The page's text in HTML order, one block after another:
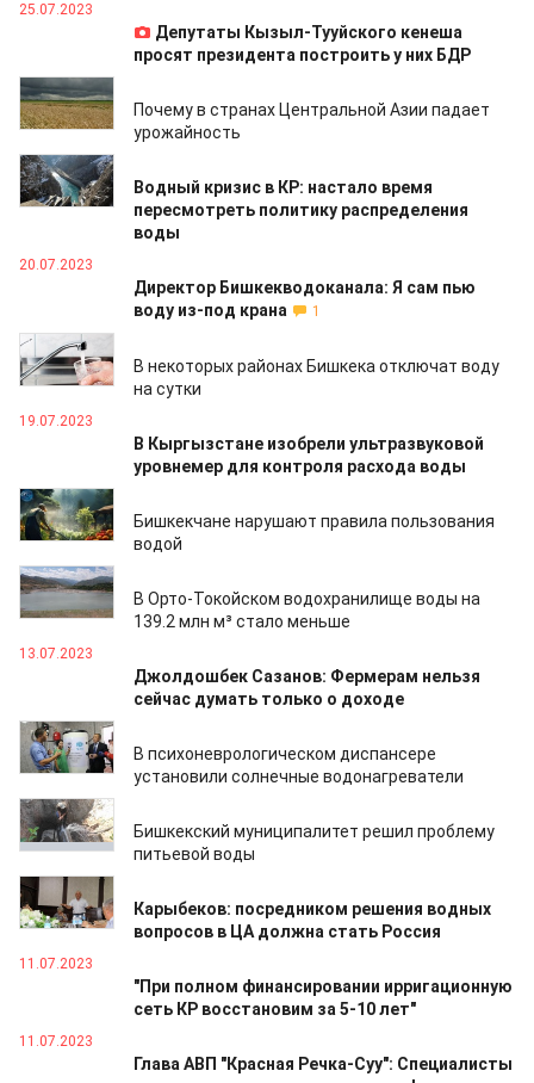
25.07.2023
Депутаты Кызыл-Тууйского кенеша
просят президента построить у них БДР
24.07.2023
Почему в странах Центральной Азии падает
урожайность
24.07.2023
Водный кризис в КР: настало время
пересмотреть политику распределения
воды
20.07.2023
Директор Бишкекводоканала: Я сам пью
воду из-под крана
1
20.07.2023
В некоторых районах Бишкека отключат воду
на сутки
19.07.2023
В Кыргызстане изобрели ультразвуковой
уровнемер для контроля расхода воды
19.07.2023
Бишкекчане нарушают правила пользования
водой
18.07.2023
В Орто-Токойском водохранилище воды на
139.2 млн м³ стало меньше
13.07.2023
Джолдошбек Сазанов: Фермерам нельзя
сейчас думать только о доходе
13.07.2023
В психоневрологическом диспансере
установили солнечные водонагреватели
12.07.2023
Бишкекский муниципалитет решил проблему
питьевой воды
12.07.2023
Карыбеков: посредником решения водных
вопросов в ЦА должна стать Россия
11.07.2023
"При полном финансировании ирригационную
сеть КР восстановим за 5-10 лет"
11.07.2023
Глава АВП "Красная Речка-Суу": Специалисты